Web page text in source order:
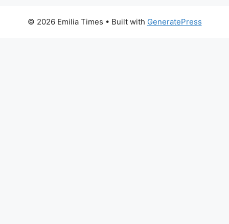
© 2026 Emilia Times • Built with GeneratePress